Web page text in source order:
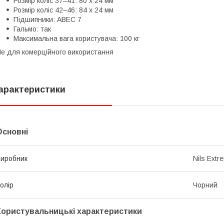
Розмір коліс 42–46: 84 x 24 мм
Підшипники: ABEC 7
Гальмо: так
Максимальна вага користувача: 100 кг
для комерційного використання
Nils
Чорний
характеристики